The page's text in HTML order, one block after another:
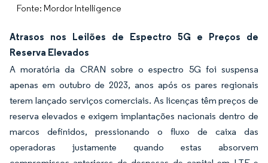
Fonte: Mordor Intelligence
Atrasos nos Leilões de Espectro 5G e Preços de
Reserva Elevados
A moratória da CRAN sobre o espectro 5G foi suspensa
apenas em outubro de 2023, anos após os pares regionais
terem lançado serviços comerciais. As licenças têm preços de
reserva elevados e exigem implantações nacionais dentro de
marcos definidos, pressionando o fluxo de caixa das
operadoras justamente quando estas absorvem